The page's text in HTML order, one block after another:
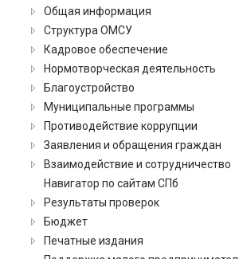
Общая информация
Структура ОМСУ
Кадровое обеспечение
Нормотворческая деятельность
Благоустройство
Муниципальные программы
Противодействие коррупции
Заявления и обращения граждан
Взаимодействие и сотрудничество
Навигатор по сайтам СПб
Результаты проверок
Бюджет
Печатные издания